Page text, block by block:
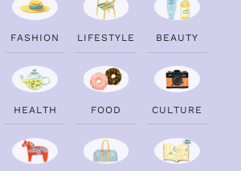
FAS H ION LI FESTYLE B EAUTY
H EALTH FOOD CU LTU RE
FAS H ION LI FESTYLE B EAUTY
H EALTH FOOD CU LTU RE